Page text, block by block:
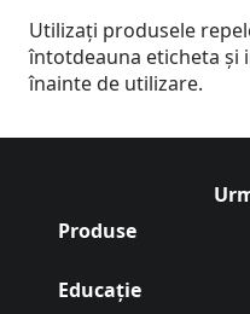
Utilizați produsele
întotdeauna eticheta și
înainte de utilizare.
Produse
Educație